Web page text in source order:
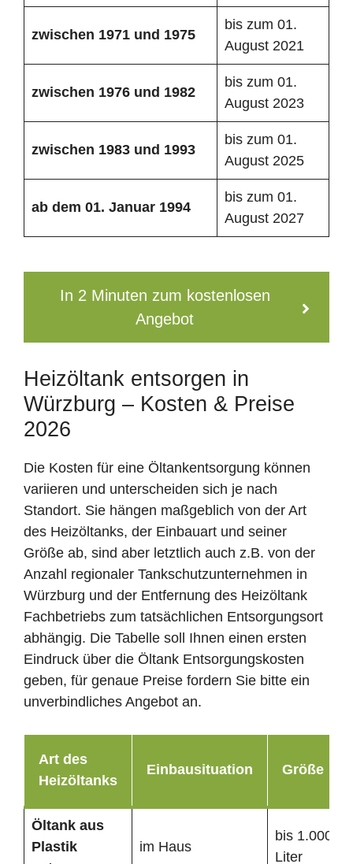
zwischen 1971 und 1975
bis zum 01.
August 2021
zwischen 1976 und 1982
bis zum 01.
August 2023
zwischen 1983 und 1993
bis zum 01.
August 2025
ab dem 01. Januar 1994
bis zum 01.
August 2027
In 2 Minuten zum kostenlosen
Angebot
Heizöltank entsorgen in
Würzburg – Kosten & Preise
2026
Die Kosten für eine Öltankentsorgung können
variieren und unterscheiden sich je nach
Standort. Sie hängen maßgeblich von der Art
des Heizöltanks, der Einbauart und seiner
Größe ab, sind aber letztlich auch z.B. von der
Anzahl regionaler Tankschutzunternehmen in
Würzburg und der Entfernung des Heizöltank
Fachbetriebs zum tatsächlichen Entsorgungsort
abhängig. Die Tabelle soll Ihnen einen ersten
Eindruck über die Öltank Entsorgungskosten
geben, für genaue Preise fordern Sie bitte ein
unverbindliches Angebot an.
Art des
Heizöltanks
Einbausituation Größe
Öltank aus
Plastik
im Haus
bis 1.000
Liter